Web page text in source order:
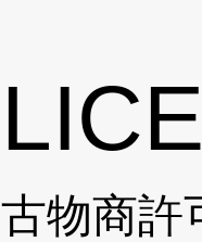
古物商許